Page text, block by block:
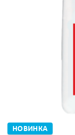
НОВИНКА